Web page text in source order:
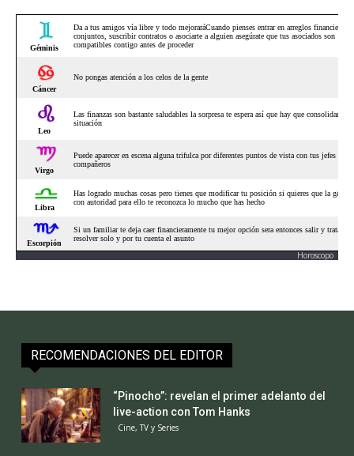
Horoscopo
RECOMENDACIONES DEL EDITOR
“Pinocho”: revelan el primer adelanto del
live-action con Tom Hanks
Cine, TV y Series